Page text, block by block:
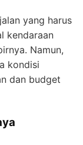
yang harus
kendaraan
Namun,
kondisi
dan budget